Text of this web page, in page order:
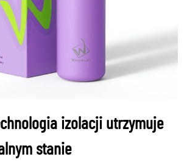
izolacji utrzymuje
stanie